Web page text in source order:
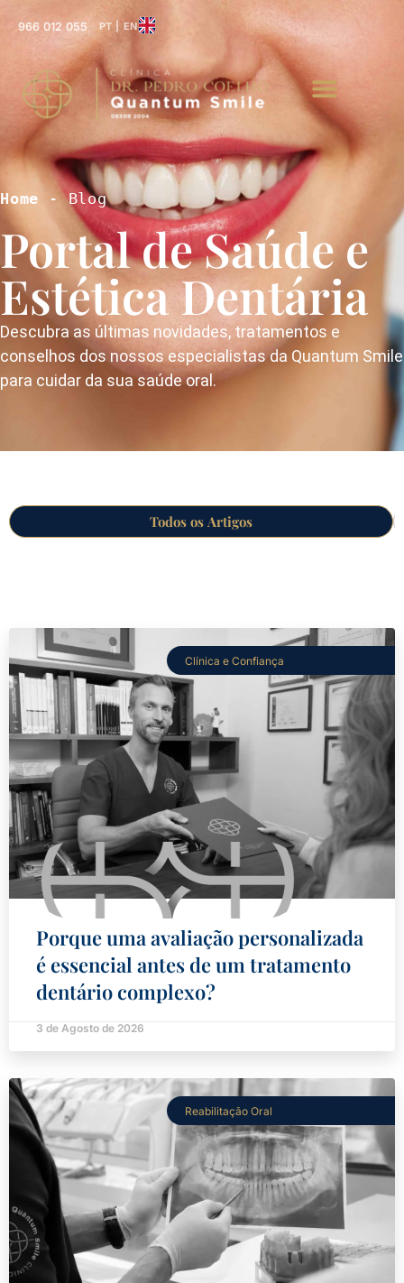
966 012 055 PT | EN
Home - Blog
Portal de Saúde e
Estética Dentária
Descubra as últimas novidades, tratamentos e
conselhos dos nossos especialistas da Quantum Smile
para cuidar da sua saúde oral.
Todos os Artigos
Clínica e Confiança
Porque uma avaliação personalizada
é essencial antes de um tratamento
dentário complexo?
3 de Agosto de 2026
Reabilitação Oral